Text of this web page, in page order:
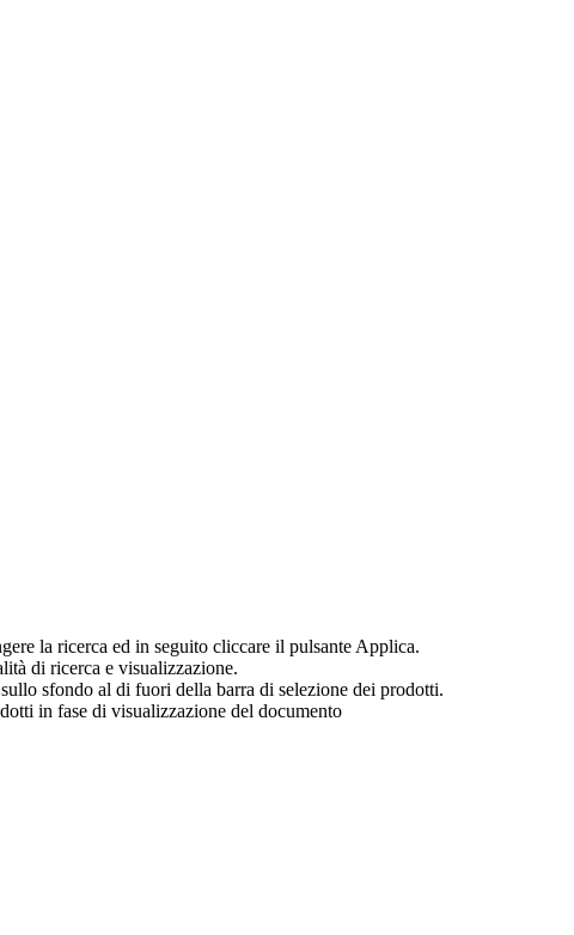
la ricerca ed in seguito cliccare il pulsante Applica.
di ricerca e visualizzazione.
sfondo al di fuori della barra di selezione dei prodotti.
in fase di visualizzazione del documento